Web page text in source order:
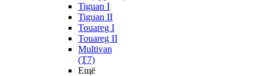
Tiguan I
Tiguan II
Touareg I
Touareg II
Multivan
(T7)
Ещё